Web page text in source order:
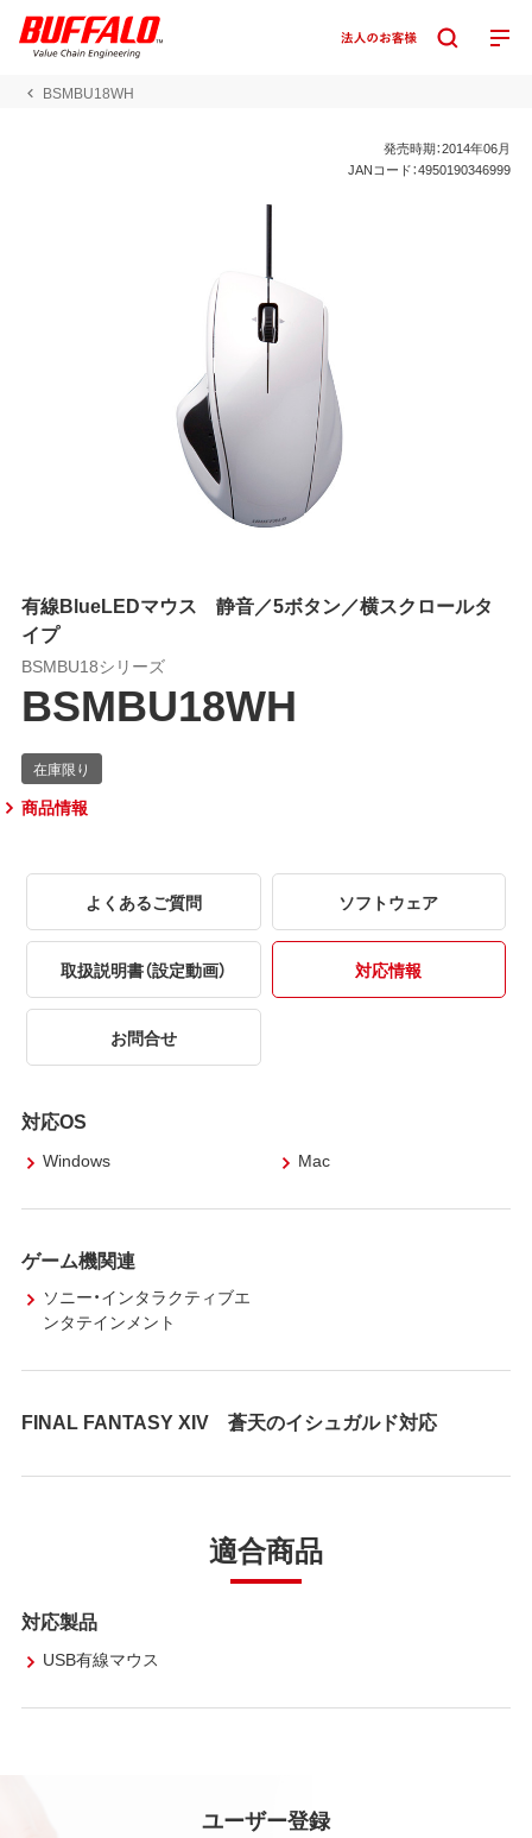
BSMBU18WH
発売時期：2014年06月
JANコード：4950190346999
有線BlueLEDマウス 静音／5ボタン／横スクロールタ
イプ
BSMBU18シリーズ
BSMBU18WH
商品情報
よくあるご質問 ソフトウェア
取扱説明書（設定動画） 対応情報
お問合せ
対応OS
Windows Mac
ゲーム機関連
ソニー・インタラクティブエ
ンタテインメント
FINAL FANTASY XIV 蒼天のイシュガルド対応
適合商品
対応製品
USB有線マウス
ユーザー登録